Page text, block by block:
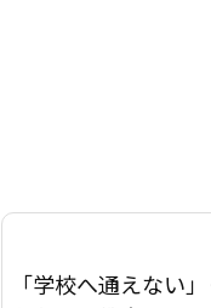
「学校へ通えない